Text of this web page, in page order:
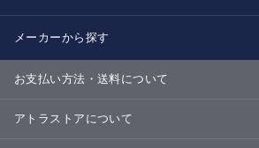
メーカーから探す
お支払い方法・送料について
お支払い方法
送料について
配送・納期
キャンセル・返品・交換について
アトラストアについて